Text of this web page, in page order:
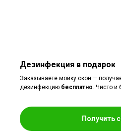
Дезинфекция в подарок
Заказываете мойку окон —
дезинфекцию бесплатно . Чисто и
Получить